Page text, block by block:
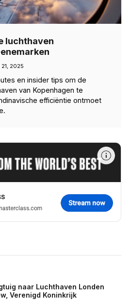
luchthaven
21, 2025
en insider tips om de
van Kopenhagen te
efficiëntie ontmoet
naar Luchthaven Londen
Verenigd Koninkrijk